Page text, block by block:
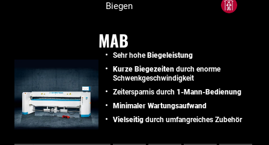
Biegen
MAB
Sehr hohe Biegeleistung
Kurze Biegezeiten durch enorme
Schwenkgeschwindigkeit
Zeitersparnis durch 1-Mann-Bedienung
Minimaler Wartungsaufwand
Vielseitig durch umfangreiches Zubehör